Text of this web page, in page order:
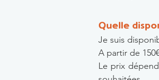
Quelle
Je suis
A partir de
Le prix